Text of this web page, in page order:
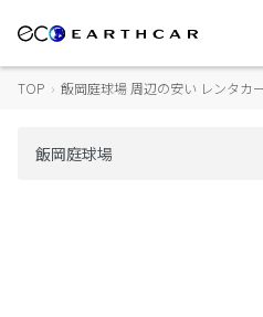
TOP › 飯岡庭球場 周辺の安い レンタカ